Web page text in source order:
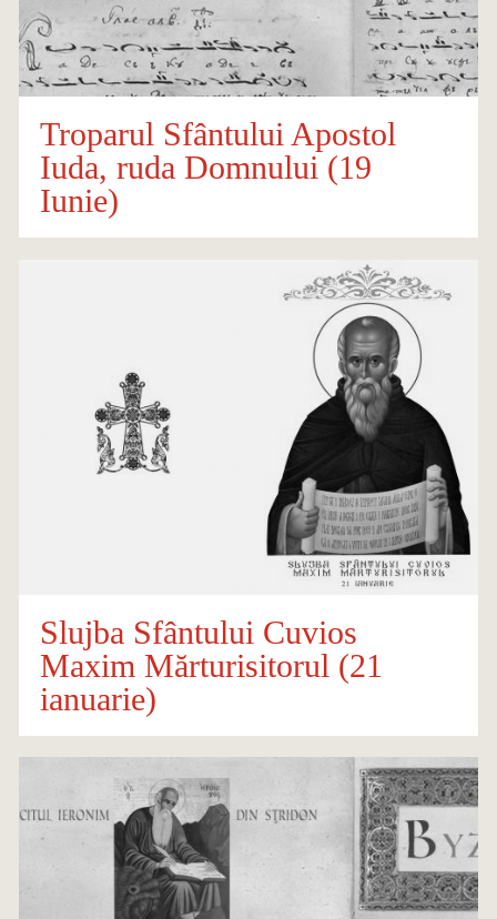
Troparul Sfântului Apostol
Iuda, ruda Domnului (19
Iunie)
Slujba Sfântului Cuvios
Maxim Mărturisitorul (21
ianuarie)